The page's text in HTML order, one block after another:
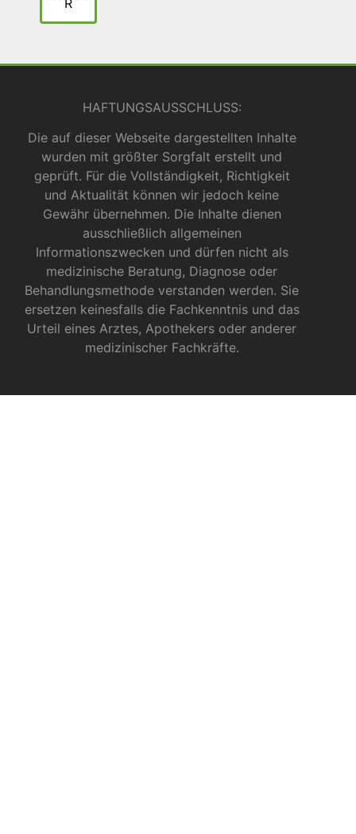
HAFTUNGSAUSSCHLUSS:
Die auf dieser Webseite dargestellten Inhalte
wurden mit größter Sorgfalt erstellt und
geprüft. Für die Vollständigkeit, Richtigkeit
und Aktualität können wir jedoch keine
Gewähr übernehmen. Die Inhalte dienen
ausschließlich allgemeinen
Informationszwecken und dürfen nicht als
medizinische Beratung, Diagnose oder
Behandlungsmethode verstanden werden. Sie
ersetzen keinesfalls die Fachkenntnis und das
Urteil eines Arztes, Apothekers oder anderer
medizinischer Fachkräfte.